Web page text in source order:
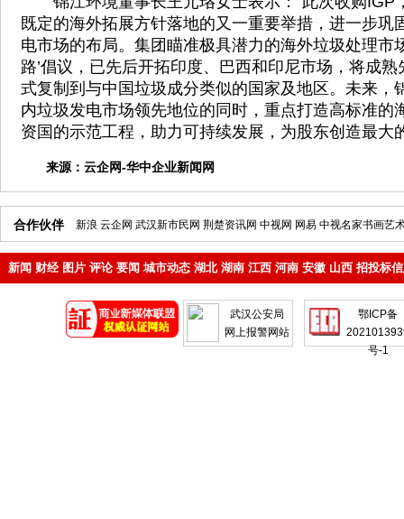
既定的海外拓展方针落地的又一重要举措，进一步巩
电市场的布局。集团瞄准极具潜力的海外垃圾处理市
路’倡议，已先后开拓印度、巴西和印尼市场，将成
式复制到与中国垃圾成分类似的国家及地区。未来，
内垃圾发电市场领先地位的同时，重点打造高标准的
资国的示范工程，助力可持续发展，为股东创造最大
来源： 云企网-华中企业新闻网
合作伙伴 新浪 云企网 武汉新市民网 荆楚资讯网 中视网 网易 中视名家书画艺
新闻 财经 图片 评论 要闻 城市动态 湖北 湖南 江西 河南 安徽 山西 招投标
武汉公安局
网上报警网站
鄂ICP备
号-1